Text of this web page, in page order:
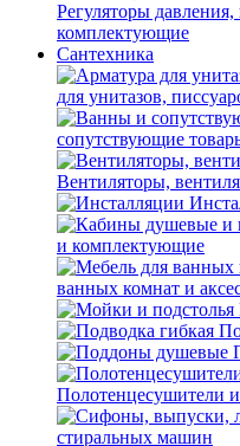
Регуляторы
комплектующие
Сантехника
для унитазов,
сопутствующие
Вентиляторы,
и комплектующие
ванных комнат и
Полотенцесушители